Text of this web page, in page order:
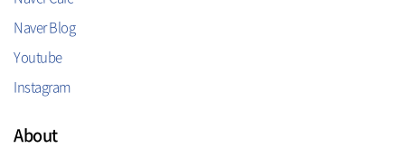
Naver Blog
Youtube
Instagram
About